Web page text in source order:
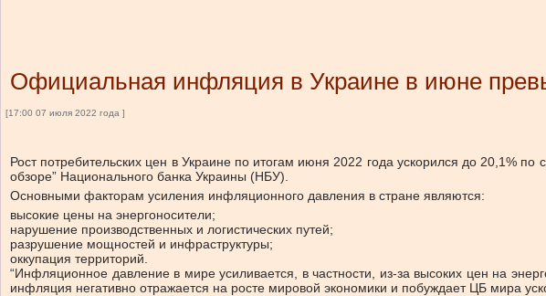
Официальная инфляция в Украине в июне
[17:00 07 июля 2022 года ]
Рост потребительских цен в Украине по итогам июня 2022 года ускорился до 20,1%
обзоре” Национального банка Украины (НБУ).
Основными факторам усиления инфляционного давления в стране являются:
высокие цены на энергоносители;
нарушение производственных и логистических путей;
разрушение мощностей и инфраструктуры;
оккупация территорий.
“Инфляционное давление в мире усиливается, в частности, из-за высоких цен на
инфляция негативно отражается на росте мировой экономики и побуждает ЦБ мира